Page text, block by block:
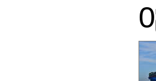
0